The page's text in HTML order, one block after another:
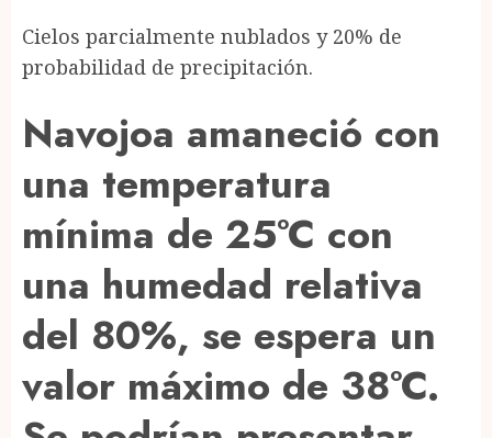
Cielos parcialmente nublados y 20% de
probabilidad de precipitación.
Navojoa amaneció con
una temperatura
mínima de 25°C con
una humedad relativa
del 80%, se espera un
valor máximo de 38°C.